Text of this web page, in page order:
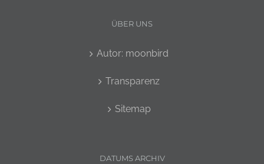
ÜBER UNS
Autor: moonbird
Transparenz
Sitemap
DATUMS ARCHIV